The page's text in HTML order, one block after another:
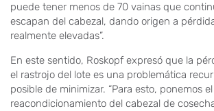
puede tener menos de 70 vainas que
escapan del cabezal, dando origen a
realmente elevadas”.
En este sentido, Roskopf expresó que la
el rastrojo del lote es una problemática
posible de minimizar. “Para esto, ponemos
reacondicionamiento del cabezal de